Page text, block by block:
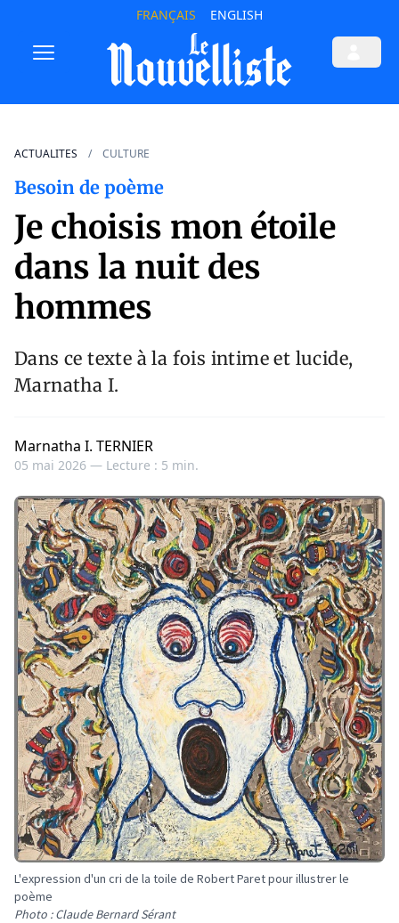
FRANÇAIS ENGLISH
ACTUALITES CULTURE
Besoin de poème
Je choisis mon étoile
dans la nuit des
hommes
Dans ce texte à la fois intime et lucide,
Marnatha I.
Marnatha I. TERNIER
05 mai 2026 — Lecture : 5 min.
L'expression d'un cri de la toile de Robert Paret pour illustrer le
poème
Photo : Claude Bernard Sérant